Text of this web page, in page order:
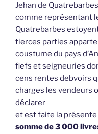
Jehan de
comme représentant
Quatrebarbes
tierces parties
coustume du pays
fiefs et seigneuries
cens rentes debvoirs
charges les vendeurs
déclarer
et est faite la
somme de 3 000